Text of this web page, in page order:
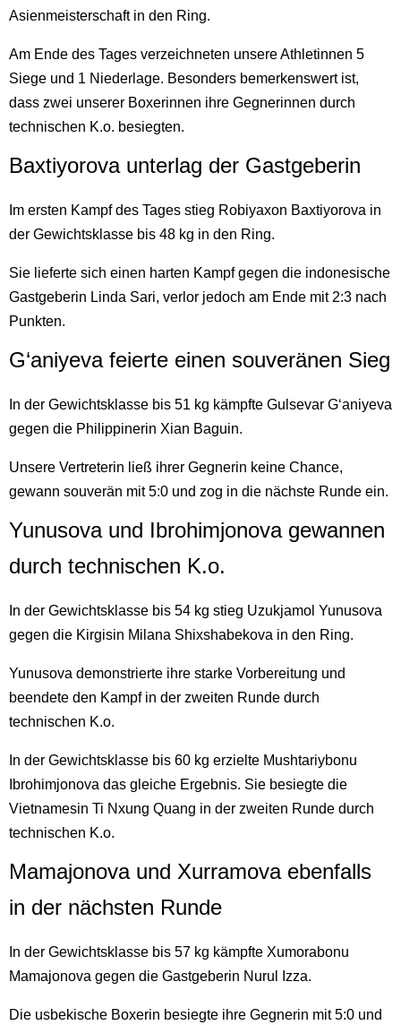
Asienmeisterschaft in den Ring.
Am Ende des Tages verzeichneten unsere Athletinnen 5
Siege und 1 Niederlage. Besonders bemerkenswert ist,
dass zwei unserer Boxerinnen ihre Gegnerinnen durch
technischen K.o. besiegten.
Baxtiyorova unterlag der Gastgeberin
Im ersten Kampf des Tages stieg Robiyaxon Baxtiyorova in
der Gewichtsklasse bis 48 kg in den Ring.
Sie lieferte sich einen harten Kampf gegen die indonesische
Gastgeberin Linda Sari, verlor jedoch am Ende mit 2:3 nach
Punkten.
G‘aniyeva feierte einen souveränen Sieg
In der Gewichtsklasse bis 51 kg kämpfte Gulsevar G‘aniyeva
gegen die Philippinerin Xian Baguin.
Unsere Vertreterin ließ ihrer Gegnerin keine Chance,
gewann souverän mit 5:0 und zog in die nächste Runde ein.
Yunusova und Ibrohimjonova gewannen
durch technischen K.o.
In der Gewichtsklasse bis 54 kg stieg Uzukjamol Yunusova
gegen die Kirgisin Milana Shixshabekova in den Ring.
Yunusova demonstrierte ihre starke Vorbereitung und
beendete den Kampf in der zweiten Runde durch
technischen K.o.
In der Gewichtsklasse bis 60 kg erzielte Mushtariybonu
Ibrohimjonova das gleiche Ergebnis. Sie besiegte die
Vietnamesin Ti Nxung Quang in der zweiten Runde durch
technischen K.o.
Mamajonova und Xurramova ebenfalls
in der nächsten Runde
In der Gewichtsklasse bis 57 kg kämpfte Xumorabonu
Mamajonova gegen die Gastgeberin Nurul Izza.
Die usbekische Boxerin besiegte ihre Gegnerin mit 5:0 und